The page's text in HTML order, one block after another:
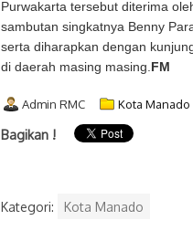
Purwakarta tersebut diterima
sambutan singkatnya Benny
serta diharapkan dengan
di daerah masing masing. FM
Admin RMC Kota Manado
Bagikan !
Kategori: Kota Manado